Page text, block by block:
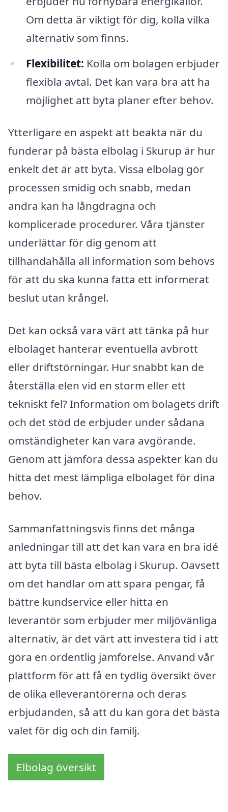
Om detta är viktigt för dig, kolla vilka
alternativ som finns.
Flexibilitet: Kolla om bolagen erbjuder
flexibla avtal. Det kan vara bra att ha
möjlighet att byta planer efter behov.
Ytterligare en aspekt att beakta när du
funderar på bästa elbolag i Skurup är hur
enkelt det är att byta. Vissa elbolag gör
processen smidig och snabb, medan
andra kan ha långdragna och
komplicerade procedurer. Våra tjänster
underlättar för dig genom att
tillhandahålla all information som behövs
för att du ska kunna fatta ett informerat
beslut utan krångel.
Det kan också vara värt att tänka på hur
elbolaget hanterar eventuella avbrott
eller driftstörningar. Hur snabbt kan de
återställa elen vid en storm eller ett
tekniskt fel? Information om bolagets drift
och det stöd de erbjuder under sådana
omständigheter kan vara avgörande.
Genom att jämföra dessa aspekter kan du
hitta det mest lämpliga elbolaget för dina
behov.
Sammanfattningsvis finns det många
anledningar till att det kan vara en bra idé
att byta till bästa elbolag i Skurup. Oavsett
om det handlar om att spara pengar, få
bättre kundservice eller hitta en
leverantör som erbjuder mer miljövänliga
alternativ, är det värt att investera tid i att
göra en ordentlig jämförelse. Använd vår
plattform för att få en tydlig översikt över
de olika elleverantörerna och deras
erbjudanden, så att du kan göra det bästa
valet för dig och din familj.
Elbolag översikt